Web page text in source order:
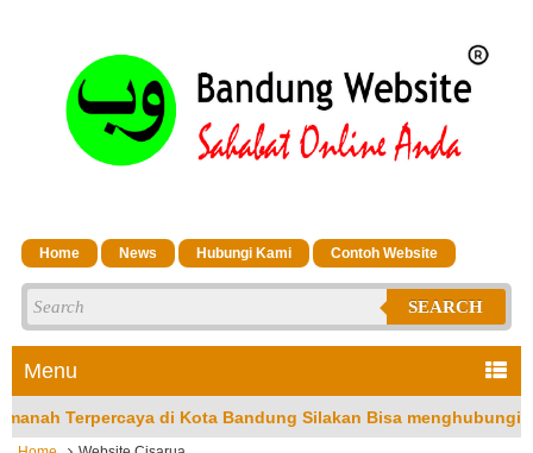
Home News Hubungi Kami Contoh Website
SEARCH
Menu
di Kota Bandung Silakan Bisa menghubungi CS Kami di No